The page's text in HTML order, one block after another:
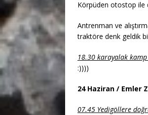
Körpüden otostop ile
Antrenman ve
traktöre denk geldik
18.30 karayalak kamp
:))))
24 Haziran / Emler
07.45 Yedigöllere